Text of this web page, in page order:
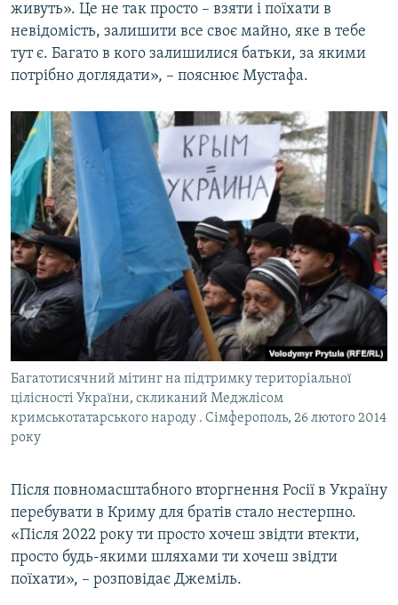
живуть». Це не так просто – взяти і поїхати в
невідомість, залишити все своє майно, яке в тебе
тут є. Багато в кого залишилися батьки, за якими
потрібно доглядати», – пояснює Мустафа.
Багатотисячний мітинг на підтримку територіальної
цілісності України, скликаний Меджлісом
кримськотатарського народу . Сімферополь, 26 лютого 2014
року
Після повномасштабного вторгнення Росії в Україну
перебувати в Криму для братів стало нестерпно.
«Після 2022 року ти просто хочеш звідти втекти,
просто будь-якими шляхами ти хочеш звідти
поїхати», – розповідає Джеміль.